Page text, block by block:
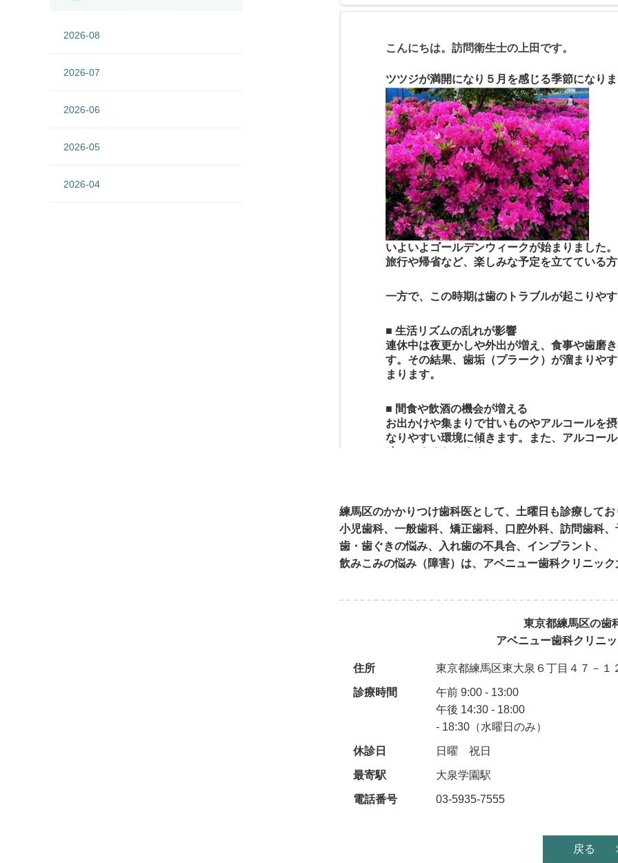
こんにちは。訪問衛生士の上田です。
ツツジが満開になり５月を感じる季節になり
いよいよゴールデンウィークが始まりました。
旅行や帰省など、楽しみな予定を立てている
一方で、この時期は歯のトラブルが起こりや
■ 生活リズムの乱れが影響
連休中は夜更かしや外出が増え、食事や歯磨
す。その結果、歯垢（プラーク）が溜まりや
まります。
■ 間食や飲酒の機会が増える
お出かけや集まりで甘いものやアルコールを
なりやすい環境に傾きます。また、アルコー
■ ストレスによる影響
休み明けの仕事や学校によるストレスは、免
で、歯ぐきの腫れや出血、口内炎などの症状
「少し痛いけど様子を見よう」と連休中に放
お口のケアを忘れずに、ゴールデンウィーク
気になることがありましたら、お気軽にご相
練馬区のかかりつけ歯科医として、土曜日も診療してお
小児歯科、一般歯科、矯正歯科、口腔外科、訪問歯科
歯・歯ぐきの悩み、入れ歯の不具合、インプラント、
飲みこみの悩み（障害）は、アベニュー歯科クリニッ
東京都練馬区の歯
アベニュー歯科クリニ
住所 東京都練馬区東大泉６丁目４７－１
診療時間
午前 9:00 - 13:00
午後 14:30 - 18:00
- 18:30（水曜日のみ）
休診日 日曜 祝日
最寄駅 大泉学園駅
電話番号 03-5935-7555
戻る
2026-08
2026-07
2026-06
2026-05
2026-04